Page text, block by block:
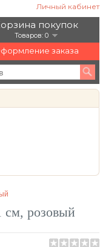
Личный кабинет
покупок
Товаров: 0
заказа
см, розовый